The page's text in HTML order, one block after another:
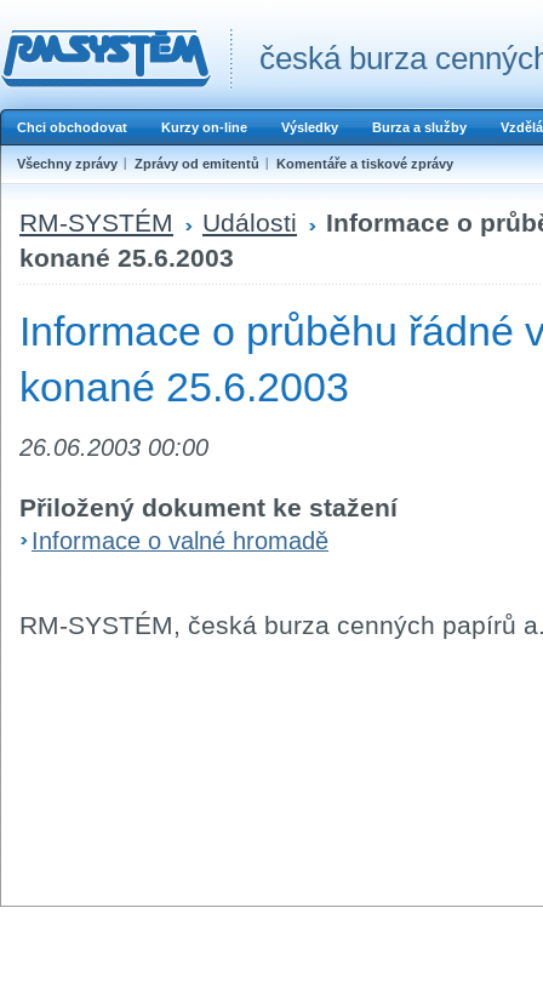
česká burza
Chci obchodovat Kurzy on-line Výsledky Burza a služby
Všechny zprávy Zprávy od emitentů Komentáře a tiskové zprávy
RM-SYSTÉM Události
Informace o
konané 25.6.2003
Informace o průběhu řádné
konané 25.6.2003
26.06.2003 00:00
Přiložený dokument ke stažení
Informace o valné hromadě
RM-SYSTÉM, česká burza cenných papírů